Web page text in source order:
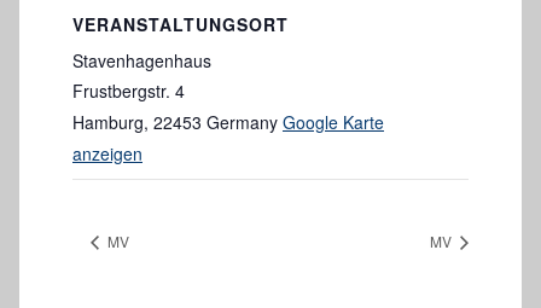
VERANSTALTUNGSORT
Stavenhagenhaus
Frustbergstr. 4
Hamburg, 22453 Germany Google Karte
anzeigen
MV MV